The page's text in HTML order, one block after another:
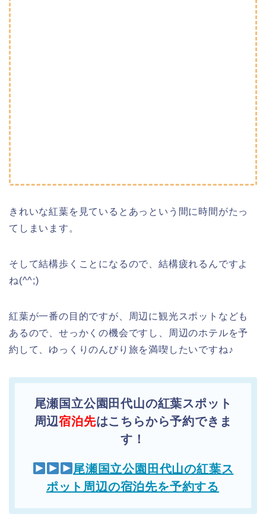
きれいな紅葉を見ているとあっという間に時間がたっ
てしまいます。
そして結構歩くことになるので、結構疲れるんですよ
ね(^^;)
紅葉が一番の目的ですが、周辺に観光スポットなども
あるので、せっかくの機会ですし、周辺のホテルを予
約して、ゆっくりのんびり旅を満喫したいですね♪
尾瀬国立公園田代山の紅葉スポット
周辺宿泊先はこちらから予約できま
す！
尾瀬国立公園田代山の紅葉ス
ポット周辺の宿泊先を予約する